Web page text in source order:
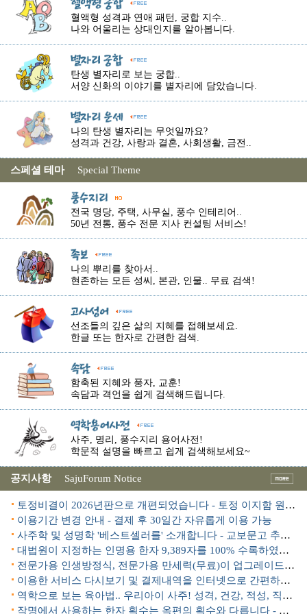
혈액형 성격과 연애 패턴, 궁합 지수..
나와 어울리는 상대인지를 알아봅니다.
탄생 별자리로 보는 궁합..
서양 신화의 이야기를 별자리에 담았습니다.
나의 탄생 별자리는 무엇일까요?
성격과 건강, 사랑과 결혼, 사회생활, 금전..
스페셜 테마 Special Theme
전국 명당, 주택, 사무실, 풍수 인테리어..
50년 전통, 풍수 전문 지사 컨설팅 서비스!
나의 뿌리를 찾아서..
현존하는 모든 성씨, 본관, 인물.. 무료 검색!
선조들의 깊은 삶의 지혜를 접해보세요.
한글 또는 한자로 간편한 검색.
함축된 지혜와 풍자, 교훈!
속담과 격언을 쉽게 검색해드립니다.
사주, 명리, 풍수지리 용어사전!
학문적 설명을 빠르고 쉽게 검색해보세요~
공지사항 SajuForum Notice
토정비결이 2026년판으로 개편되었습니다 - 토정 이지함 원본 수록
이용기간 변경 안내 - 결제 후 30일간 자유롭게 이용 가능
사주학 및 성명학 '베스트셀러를' 소개합니다 - 교보문고 추천도서!
대법원이 지정하는 인명용 한자 9,389자를 100% 수록하였습니다.
전문가용 인생방정식, 전문가용 만세력(무료)이 업그레이드 되었습니다.
이용한 서비스 다시보기 및 결제내역을 인터넷으로 간편하게 조회할 수 있습니다.
역학으로 보는 육아법.. 우리아이 사주! 성격, 건강, 적성, 직업..
작명에서 사용하는 한자 획수는 옥편의 획수와 다릅니다 - 변획수(변형부수)